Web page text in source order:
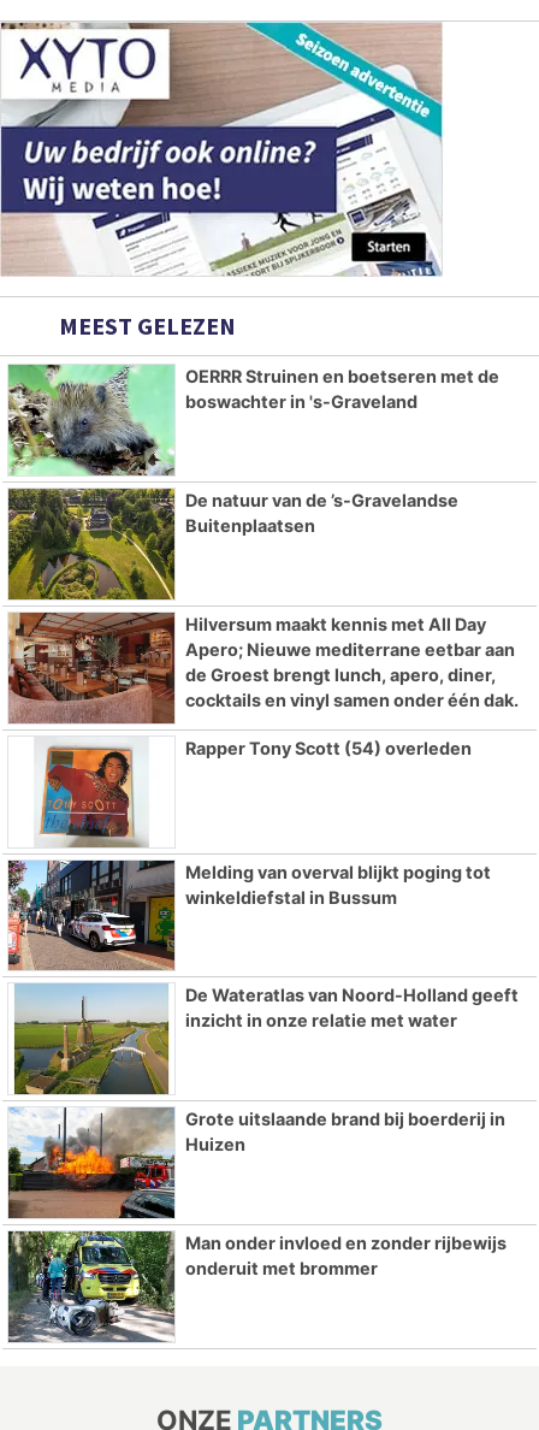
MEEST GELEZEN
OERRR Struinen en boetseren met de
boswachter in 's-Graveland
De natuur van de ’s-Gravelandse
Buitenplaatsen
Hilversum maakt kennis met All Day
Apero; Nieuwe mediterrane eetbar aan
de Groest brengt lunch, apero, diner,
cocktails en vinyl samen onder één dak.
Rapper Tony Scott (54) overleden
Melding van overval blijkt poging tot
winkeldiefstal in Bussum
De Wateratlas van Noord-Holland geeft
inzicht in onze relatie met water
Grote uitslaande brand bij boerderij in
Huizen
Man onder invloed en zonder rijbewijs
onderuit met brommer
ONZE PARTNERS